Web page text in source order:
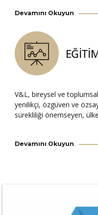
Devamını Okuyun
V&L, bireysel ve
yenilikçi, özgüven ve
sürekliliği önemseyen,
Devamını Okuyun